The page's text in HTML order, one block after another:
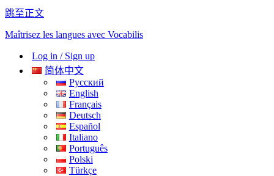
跳至正文
Maîtrisez les langues avec Vocabilis
Log in / Sign up
简体中文
Русский
English
Français
Deutsch
Español
Italiano
Português
Polski
Türkçe